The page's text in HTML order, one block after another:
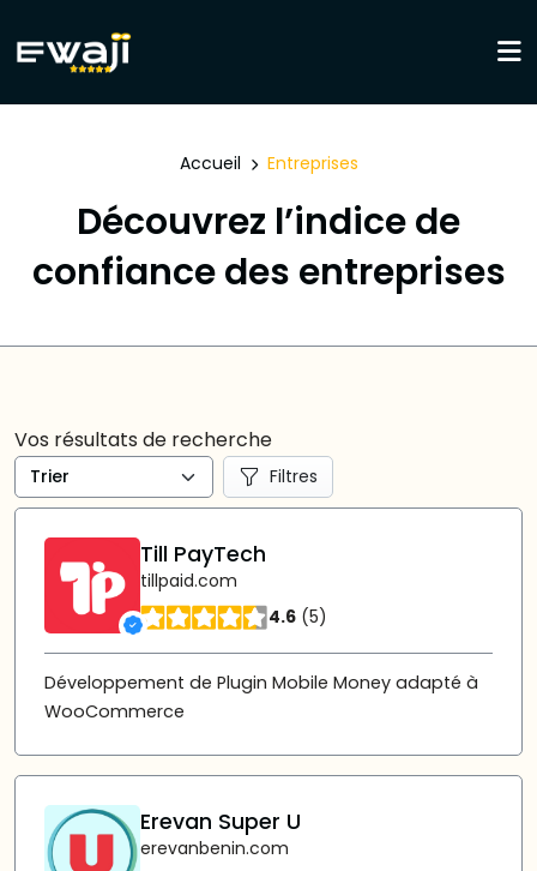
Accueil Entreprises
Découvrez l’indice de
confiance des entreprises
Vos résultats de recherche
Filtres
Till PayTech
tillpaid.com
4.6 (5)
Développement de Plugin Mobile Money adapté à
WooCommerce
Erevan Super U
erevanbenin.com